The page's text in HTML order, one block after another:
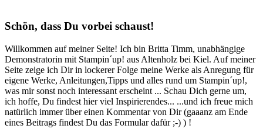
Schön, dass Du vorbei schaust!
Willkommen auf meiner Seite! Ich bin Britta Timm, unabhängige
Demonstratorin mit Stampin´up! aus Altenholz bei Kiel. Auf meiner
Seite zeige ich Dir in lockerer Folge meine Werke als Anregung für
eigene Werke, Anleitungen,Tipps und alles rund um Stampin´up!,
was mir sonst noch interessant erscheint ... Schau Dich gerne um,
ich hoffe, Du findest hier viel Inspirierendes... ...und ich freue mich
natürlich immer über einen Kommentar von Dir (gaaanz am Ende
eines Beitrags findest Du das Formular dafür ;-) ) !